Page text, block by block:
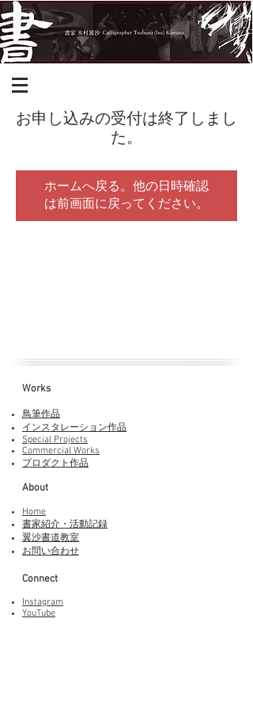
お申し込みの受付は終了しまし
た。
ホームへ戻る。他の日時確認
は前画面に戻ってください。
Works​
鳥筆作品
インスタレーション作品
Special Projects
Commercial Works
プロダクト作品
About
Home
書家紹介・活動記録
​翼沙書道教室
お問い合わせ
Connect
Instagram
YouTube